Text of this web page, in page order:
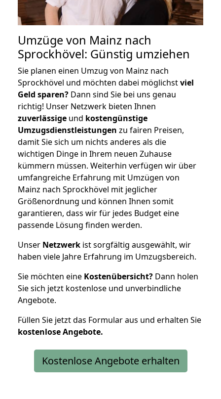
Umzüge von Mainz nach
Sprockhövel: Günstig umziehen
Sie planen einen Umzug von Mainz nach
Sprockhövel und möchten dabei möglichstviel
Geld sparen? Dann sind Sie bei uns genau
richtig! Unser Netzwerk bieten Ihnen
zuverlässige und kostengünstige
Umzugsdienstleistungen zu fairen Preisen,
damit Sie sich um nichts anderes als die
wichtigen Dinge in Ihrem neuen Zuhause
kümmern müssen. Weiterhin verfügen wir über
umfangreiche Erfahrung mit Umzügen von
Mainz nach Sprockhövel mit jeglicher
Größenordnung und können Ihnen somit
garantieren, dass wir für jedes Budget eine
passende Lösung finden werden.
Unser Netzwerk ist sorgfältig ausgewählt, wir
haben viele Jahre Erfahrung im Umzugsbereich.
Sie möchten eine Kostenübersicht? Dann holen
Sie sich jetzt kostenlose und unverbindliche
Angebote.
Füllen Sie jetzt das Formular aus und erhalten Sie
kostenloseAngebote.
Kostenlose Angebote erhalten